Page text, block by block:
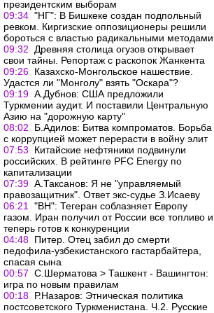
президентским выборам
09:34 "НГ": В Бишкеке создан подпольный
ревком. Киргизские оппозиционеры решили
бороться с властью радикальными методами
09:32
Древняя столица огузов открывает
свои тайны. Репортаж с раскопок Жанкента
09:26 Казахско-Монгольское нашествие.
Удастся ли "Монголу" взять "Оскара"?
09:19 А.Дубнов: США предложили
Туркмении аудит. И поставили Центральную
Азию на "дорожную карту"
08:02
Б.Адилов: Битва компроматов. Борьба
с коррупцией может перерасти в войну элит
07:53
Китайские нефтяники подвинули
российских. В рейтинге PFC Energy по
капитализации
07:39 А.Таксанов: Я не "управляемый
правозащитник". Ответ экс-судье З.Исаеву
06:21
"ВН": Тегеран соблазняет Европу
газом. Иран получил от России все топливо и
теперь готов к конкуренции
04:48 Питер. Отец забил до смерти
педофила-узбекистанского гастарбайтера,
спасая сына
00:57 С.Шерматова > Ташкент - Вашингтон:
игра по новым правилам
00:18 Р.Назаров: Этническая политика
постсоветского Туркменистана. Ч.2. Русские